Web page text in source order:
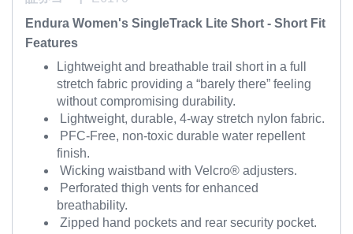
Endura Women's SingleTrack Lite Short - Short Fit
Features
Lightweight and breathable trail short in a full
stretch fabric providing a “barely there” feeling
without compromising durability.
Lightweight, durable, 4-way stretch nylon fabric.
PFC-Free, non-toxic durable water repellent
finish.
Wicking waistband with Velcro® adjusters.
Perforated thigh vents for enhanced
breathability.
Zipped hand pockets and rear security pocket.